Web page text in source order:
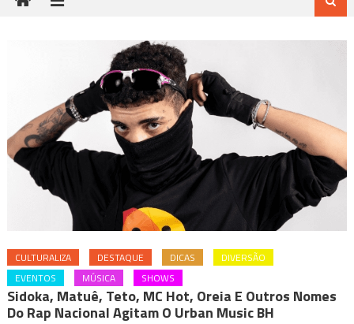
CULTURALIZA DESTAQUE DICAS
DIVERSÃO
EVENTOS
MÚSICA SHOWS
Sidoka, Matuê, Teto, MC Hot, Oreia E Outros Nomes
Do Rap Nacional Agitam O Urban Music BH